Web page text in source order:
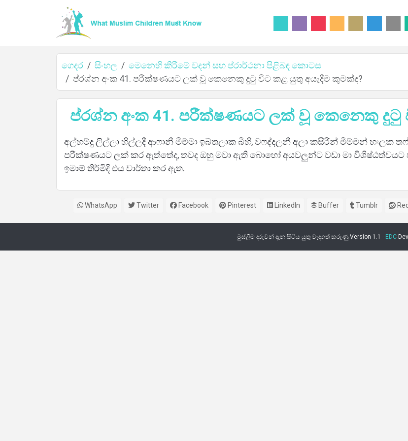
ගෙදර සිංහල
මෙනෙහි කිරීමේ වදන් සහ ප්රාර්ථනා පිළිබඳ කොටස
ප්රශ්න අංක 41. පරීක්ෂණයට ලක් වූ කෙනෙකු දුටු විට කළ යුතු අයැදීම කුමක්ද?
ප්රශ්න අංක 41. පරීක්ෂණයට ලක් වූ කෙනෙකු දුටු
අල්හම්දු ලිල්ලා හිල්ලදී ආෆානී මිම්මා ඉබ්තලාක බිහි, වෆද්දලනී අලා කසීරින් මිම්මන් හඃලක
පරීක්ෂණයට ලක් කර ඇත්තේද, තවද ඔහු මවා ඇති බොහෝ අයවලුන්ට වඩා මා විශිෂ්ඨත්වයට
ඉමාම් තිර්මිදි එය වාර්තා කර ඇත.
WhatsApp Twitter Facebook Pinterest LinkedIn Buffer Tumblr
මුස්ලිම් දරුවන් දැන සිටිය යුතු වැදගත් කරුණු Version 1.1 - EDC